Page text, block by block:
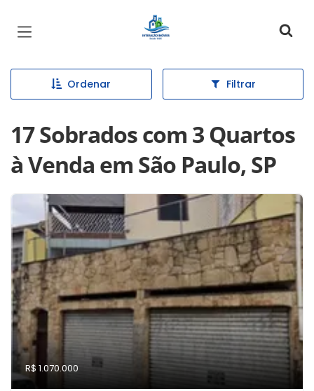
Página inicial
Ordenar Filtrar
17 Sobrados com 3 Quartos
à Venda em São Paulo, SP
R$ 1.070.000